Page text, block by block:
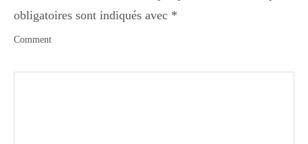
obligatoires sont indiqués avec *
Comment